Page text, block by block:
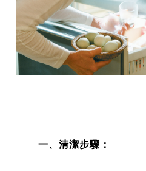
一、清潔步驟：